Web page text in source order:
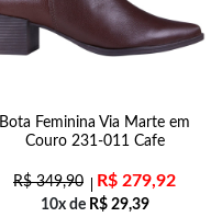
Bota Feminina Via Marte em
Couro 231-011 Cafe
R$349,90 R$ 279,92
10x de R$29,39